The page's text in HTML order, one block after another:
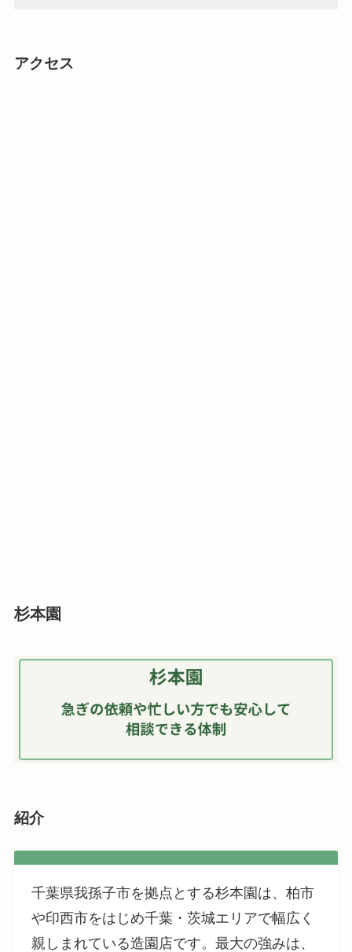
アクセス
杉本園
紹介
千葉県我孫子市を拠点とする杉本園は、柏市
や印西市をはじめ千葉・茨城エリアで幅広く
親しまれている造園店です。最大の強みは、